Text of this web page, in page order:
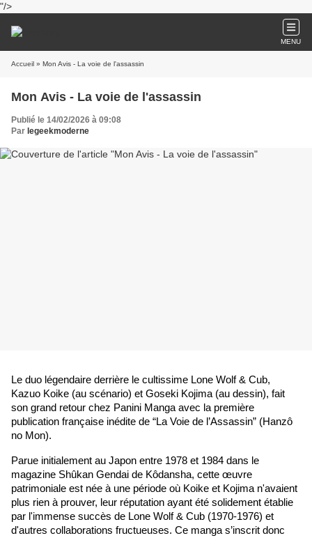
"/>
MENU
Accueil » Mon Avis - La voie de l'assassin
Mon Avis - La voie de l'assassin
Publié le 14/02/2026 à 09:08
Par legeekmoderne
Le duo légendaire derrière le cultissime Lone Wolf & Cub,
Kazuo Koike (au scénario) et Goseki Kojima (au dessin), fait
son grand retour chez Panini Manga avec la première
publication française inédite de “La Voie de l’Assassin” (Hanzô
no Mon).
Parue initialement au Japon entre 1978 et 1984 dans le
magazine Shûkan Gendai de Kôdansha, cette œuvre
patrimoniale est née à une période où Koike et Kojima n'avaient
plus rien à prouver, leur réputation ayant été solidement établie
par l'immense succès de Lone Wolf & Cub (1970-1976) et
d'autres collaborations fructueuses. Ce manga s’inscrit donc